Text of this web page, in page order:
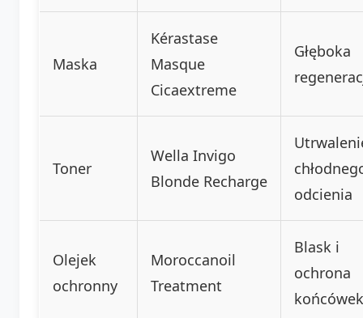
Maska
Kérastase
Masque
Cicaextreme
Głęboka
Toner
Wella Invigo
Blonde Recharge
odcienia
Olejek
ochronny
Moroccanoil
Treatment
Blask i
ochrona
końcówek